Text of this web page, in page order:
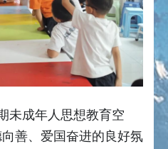
未成年人思想教育空
善、爱国奋进的良好氛